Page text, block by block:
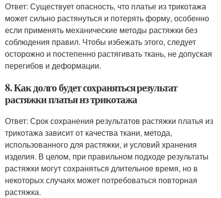
Ответ: Существует опасность, что платье из трикотажа
может сильно растянуться и потерять форму, особенно
если применять механические методы растяжки без
соблюдения правил. Чтобы избежать этого, следует
осторожно и постепенно растягивать ткань, не допуская
перегибов и деформации.
8. Как долго будет сохраняться результат
растяжки платья из трикотажа
Ответ: Срок сохранения результатов растяжки платья из
трикотажа зависит от качества ткани, метода,
использованного для растяжки, и условий хранения
изделия. В целом, при правильном подходе результаты
растяжки могут сохраняться длительное время, но в
некоторых случаях может потребоваться повторная
растяжка.